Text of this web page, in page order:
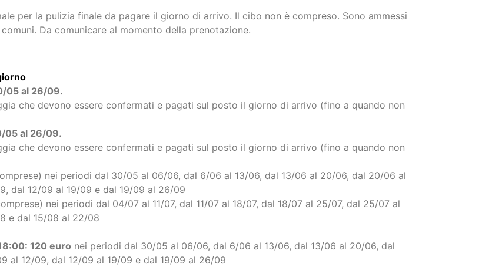
si applica in camera con 2 adulti paganti l'intera quota. In ogni tipo di camere 1 sola
7 euro a persona.
per camera in spiaggia dalla terza fila (1 e 2 fila si possono prenotare e comprare
per la pulizia finale da pagare il giorno di arrivo. Il cibo non è compreso. Sono ammessi
Da comunicare al momento della prenotazione.
che devono essere confermati e pagati sul posto il giorno di arrivo (fino a quando non
05 al 26/09.
che devono essere confermati e pagati sul posto il giorno di arrivo (fino a quando non
nei periodi dal 30/05 al 06/06, dal 6/06 al 13/06, dal 13/06 al 20/06, dal 20/06 al